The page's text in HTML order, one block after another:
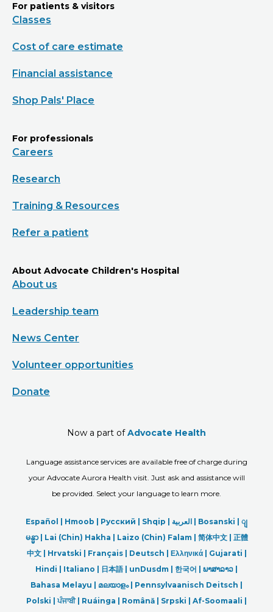
For patients & visitors
Classes
Cost of care estimate
Financial assistance
Shop Pals' Place
For professionals
Careers
Research
Training & Resources
Refer a patient
About Advocate Children's Hospital
About us
Leadership team
News Center
Volunteer opportunities
Donate
Now a part ofAdvocate Health
Language assistance services are available free of charge during
your Advocate Aurora Health visit. Just ask and assistance will
be provided. Select your language to learn more.
Español | Hmoob Русский Shqip العربیة Bosanski
ျ
မန္မာ| Lai (Chin) Hakha | Laizo (Chin) Falam | 简体中文 | 正體
中文 | Hrvatski | Français | Deutsch Ελληνικά | Gujarati |
Hindi
Italiano 日本語| unDusdm 한국어 ພາສາລາວ
Bahasa Melayu | മലയാളം| Pennsylvaanisch Deitsch |
Polski |ਪੰਜਾਬੀ| Ruáinga | Română | Srpski Af-Soomaali |